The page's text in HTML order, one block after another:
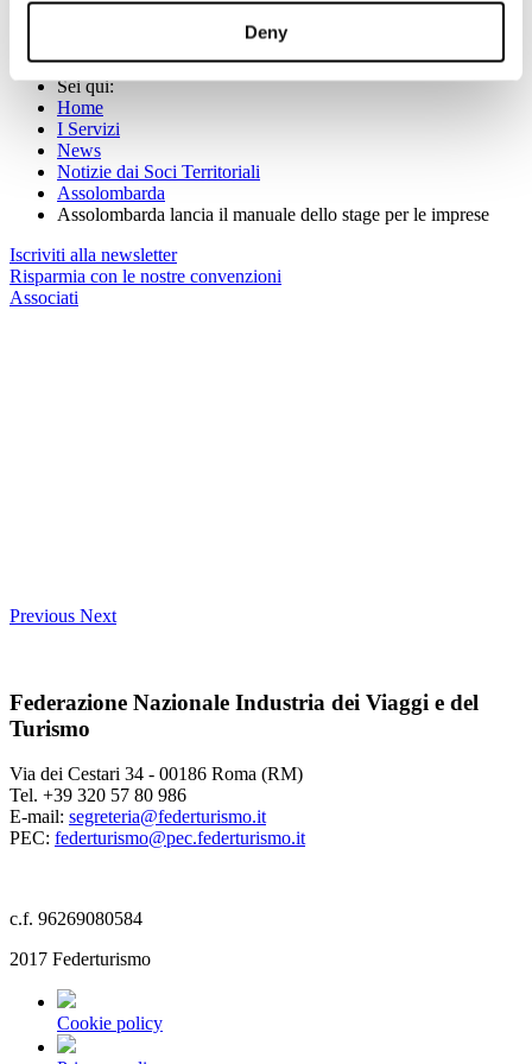
Deny
seguente indirizzohttp://kitstage.assolombarda.it/
Sei qui:
Home
I Servizi
News
Notizie dai Soci Territoriali
Assolombarda
Assolombarda lancia il manuale dello stage per le imprese
Iscriviti alla newsletter
Risparmia con le nostre convenzioni
Associati
Previous Next
Federazione Nazionale Industria dei Viaggi e del
Turismo
Via dei Cestari 34 - 00186 Roma (RM)
Tel. +39 320 57 80 986
E-mail: segreteria@federturismo.it
PEC: federturismo@pec.federturismo.it
c.f. 96269080584
2017 Federturismo
Cookie policy